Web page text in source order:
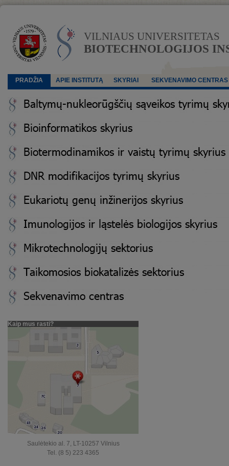
VILNIAUS UNIVERSITETAS
BIOTECHNOLOGIJOS
PRADŽIA APIE INSTITUTĄ SKYRIAI SEKVENAVIMO CENTRAS
Kaip mus rasti?
Saulėtekio al. 7, LT-10257 Vilnius
Tel. (8 5) 223 4365